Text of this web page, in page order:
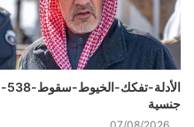
الأدلة-تفكك-الخيوط-سقوط-538-
جنسية